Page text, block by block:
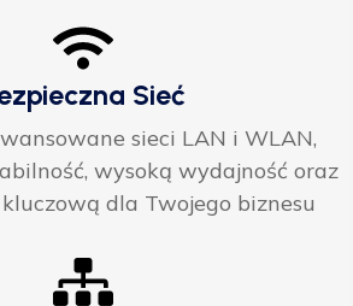
Sieć
sieci LAN i WLAN,
wysoką wydajność oraz
dla Twojego biznesu